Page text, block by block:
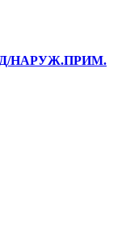
Д/НАРУЖ.ПРИМ.